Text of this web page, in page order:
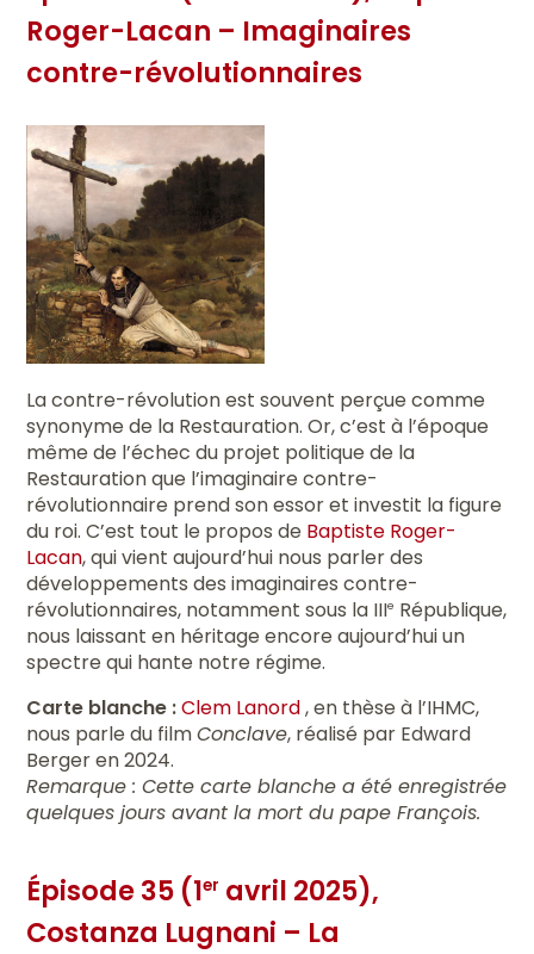
Roger-Lacan – Imaginaires
contre-révolutionnaires
La contre-révolution est souvent perçue comme
synonyme de la Restauration. Or, c’est à l’époque
même de l’échec du projet politique de la
Restauration que l’imaginaire contre-
révolutionnaire prend son essor et investit la figure
du roi. C’est tout le propos de Baptiste Roger-
Lacan, qui vient aujourd’hui nous parler des
développements des imaginaires contre-
révolutionnaires, notamment sous la IIIe République,
nous laissant en héritage encore aujourd’hui un
spectre qui hante notre régime.
Carte blanche :Clem Lanord, en thèse à l’IHMC,
nous parle du filmConclave, réalisé par Edward
Berger en 2024.
Remarque : Cette carte blanche a été enregistrée
quelques jours avant la mort du pape François.
Épisode 35 (1er avril 2025),
Costanza Lugnani – La